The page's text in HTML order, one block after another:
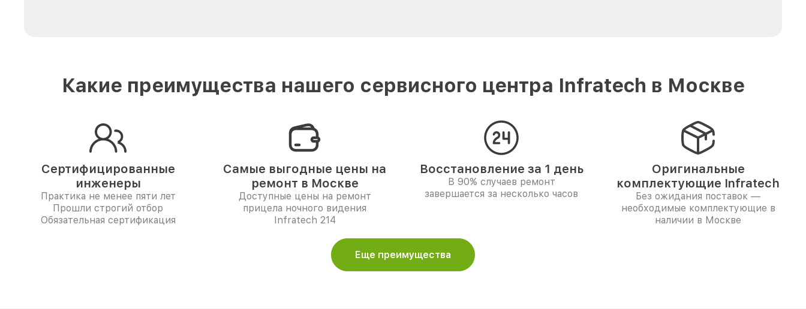
Какие преимущества нашего сервисного центра Infratech в Москве
Сертифицированные
инженеры
Практика не менее пяти лет
Прошли строгий отбор
Обязательная сертификация
Самые выгодные цены на
ремонт в Москве
Доступные цены на ремонт
прицела ночного видения
Infratech 214
Восстановление за 1 день
В 90% случаев ремонт
завершается за несколько часов
Оригинальные
комплектующие Infratech
Без ожидания поставок —
необходимые комплектующие в
наличии в Москве
Еще преимущества